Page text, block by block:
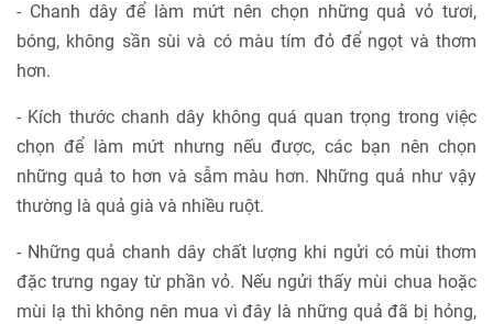
- Chanh dây để làm mứt nên chọn những quả vỏ tươi,
bóng, không sần sùi và có màu tím đỏ để ngọt và thơm
hơn.
- Kích thước chanh dây không quá quan trọng trong việc
chọn để làm mứt nhưng nếu được, các bạn nên chọn
những quả to hơn và sẫm màu hơn. Những quả như vậy
thường là quả già và nhiều ruột.
- Những quả chanh dây chất lượng khi ngửi có mùi thơm
đặc trưng ngay từ phần vỏ. Nếu ngửi thấy mùi chua hoặc
mùi lạ thì không nên mua vì đây là những quả đã bị hỏng,